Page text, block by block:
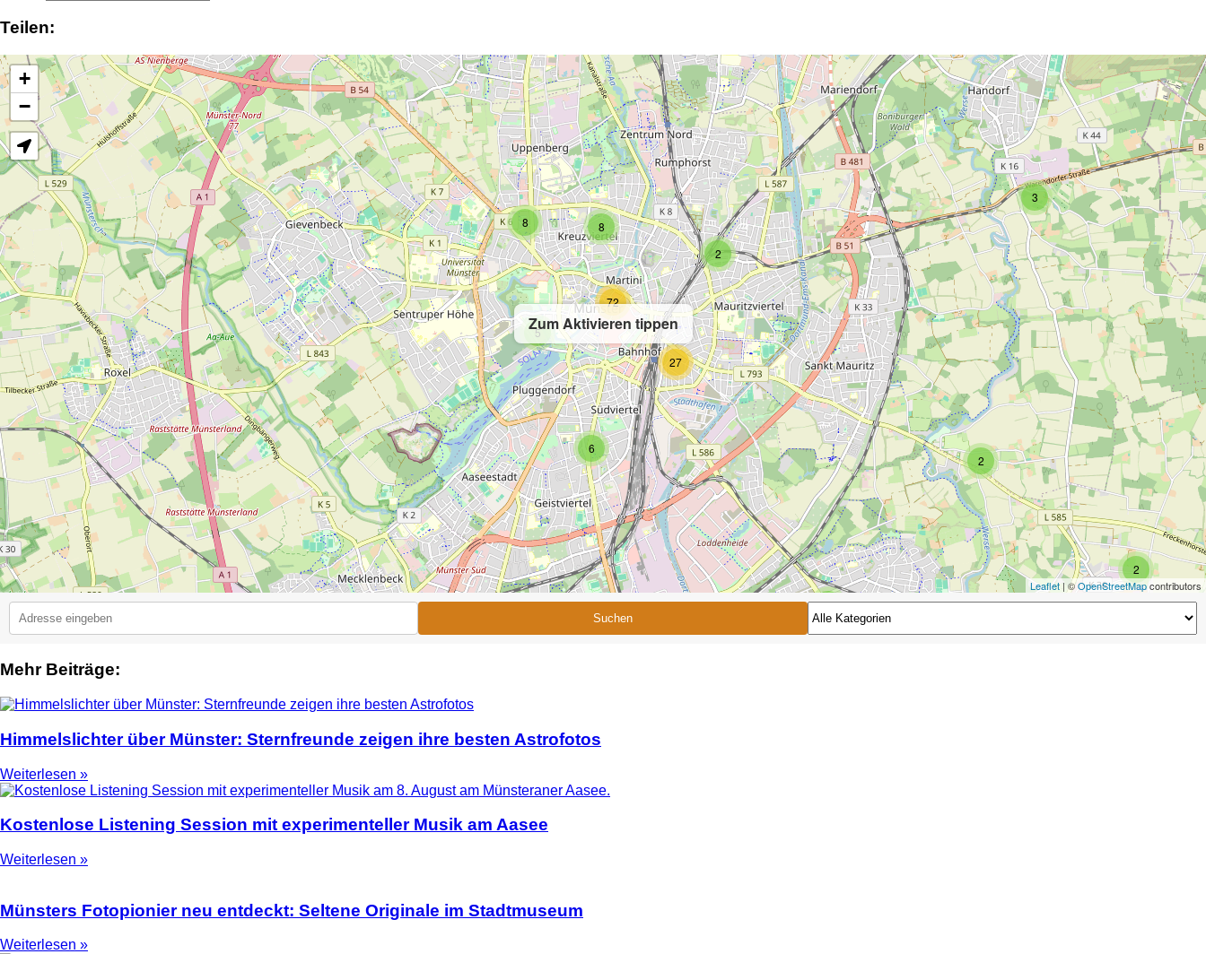
Teilen:
Zum Aktivieren tippen
2
3
2
2
2
8
6
8
27
5
72
+
−
Leaflet| ©OpenStreetMapcontributors
Suchen
Mehr Beiträge:
Himmelslichter über Münster: Sternfreunde zeigen ihre besten Astrofotos
Weiterlesen »
Kostenlose Listening Session mit experimenteller Musik am Aasee
Weiterlesen »
Münsters Fotopionier neu entdeckt: Seltene Originale im Stadtmuseum
Weiterlesen »